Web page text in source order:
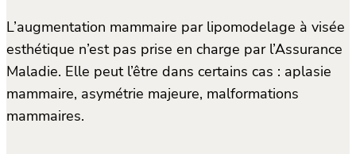
L’augmentation mammaire par lipomodelage à visée
esthétique n’est pas prise en charge par l’Assurance
Maladie. Elle peut l’être dans certains cas : aplasie
mammaire, asymétrie majeure, malformations
mammaires.